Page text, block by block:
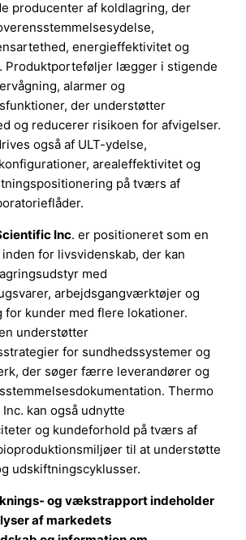
producenter af koldlagring, der
energieffektivitet og
Produktporteføljer lægger i stigende
alarmer og
der understøtter
og reducerer risikoen for afvigelser.
også af ULT-ydelse,
arealeffektivitet og
på tværs af
Inc. er positioneret som en
for livsvidenskab, der kan
med
arbejdsgangværktøjer og
kunder med flere lokationer.
understøtter
for sundhedssystemer og
der søger færre leverandører og
Thermo
kan også udnytte
og kundeforhold på tværs af
til at understøtte
udskiftningscyklusser.
og vækstrapport indeholder
af markedets